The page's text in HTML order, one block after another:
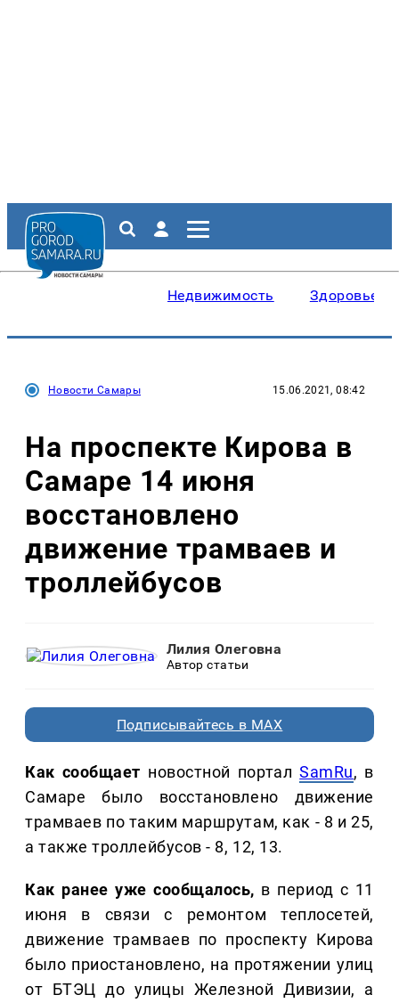
Недвижимость Здоровье
Новости Самары 15.06.2021, 08:42
На проспекте Кирова в
Самаре 14 июня
восстановлено
движение трамваев и
троллейбусов
Лилия Олеговна
Автор статьи
Подписывайтесь в MAX
Как сообщает новостной порталSamRu, в
Самаре было восстановлено движение
трамваев по таким маршрутам, как - 8 и 25,
а также троллейбусов - 8, 12, 13.
Как ранее уже сообщалось, в период с 11
июня в связи с ремонтом теплосетей,
движение трамваев по проспекту Кирова
было приостановлено, на протяжении улиц
от БТЭЦ до улицы Железной Дивизии, а